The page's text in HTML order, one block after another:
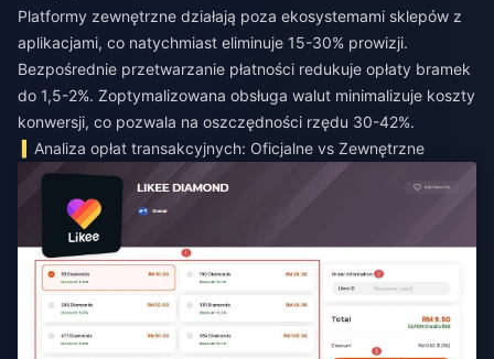
Platformy zewnętrzne działają poza ekosystemami sklepów z
aplikacjami, co natychmiast eliminuje 15-30% prowizji.
Bezpośrednie przetwarzanie płatności redukuje opłaty bramek
do 1,5-2%. Zoptymalizowana obsługa walut minimalizuje koszty
konwersji, co pozwala na oszczędności rzędu 30-42%.
Analiza opłat transakcyjnych: Oficjalne vs Zewnętrzne